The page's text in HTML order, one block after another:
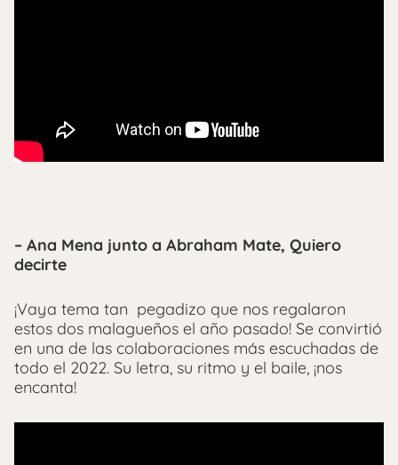
– Ana Mena junto a Abraham Mate, Quiero
decirte
¡Vaya tema tan pegadizo que nos regalaron
estos dos malagueños el año pasado! Se convirtió
en una de las colaboraciones más escuchadas de
todo el 2022. Su letra, su ritmo y el baile, ¡nos
encanta!